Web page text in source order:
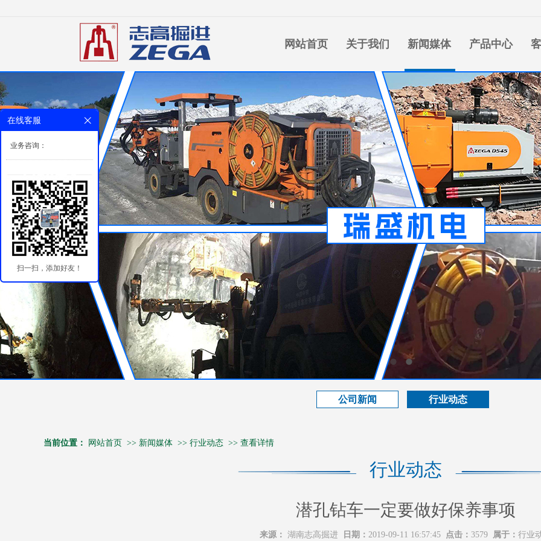
网站首页 关于我们 新闻媒体 产品中心
公司新闻 行业动态
当前位置： 网站首页 >> 新闻媒体 >> 行业动态 >> 查看详情
行业动态
潜孔钻车一定要做好保养事项
来源： 湖南志高掘进 日期： 2019-09-11 16:57:45 点击： 3579 属于： 行业
在线客服
业务咨询：
扫一扫，添加好友！